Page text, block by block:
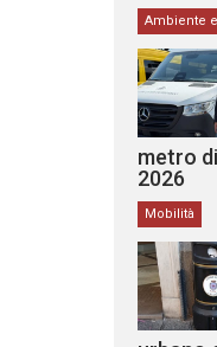
Ambiente
metro
2026
Mobilità